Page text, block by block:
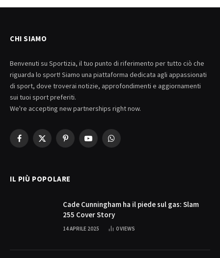
CHI SIAMO
Benvenuti su Sportizia, il tuo punto di riferimento per tutto ciò che
riguarda lo sport! Siamo una piattaforma dedicata agli appassionati
di sport, dove troverai notizie, approfondimenti e aggiornamenti
sui tuoi sport preferiti.
We're accepting new partnerships right now.
Facebook
X
PinterestYouTubeWhatsApp
IL PIÙ POPOLARE
Cade Cunningham ha il piede sul gas: Slam
255 Cover Story
14 APRILE 2025 0VIEWS